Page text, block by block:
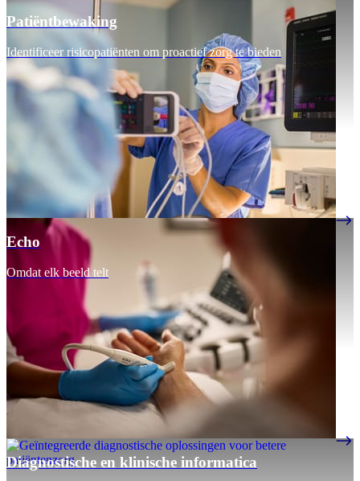
Patiëntbewaking
Identificeer risicopatiënten om proactief zorg te bieden
Echo
Omdat elk beeld telt
Diagnostische en klinische informatica